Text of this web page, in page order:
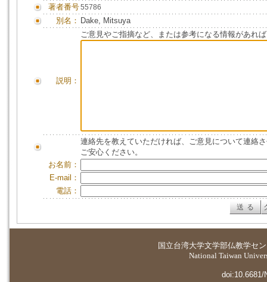
著者番号55786
別名： Dake, Mitsuya
説明：
ご意見やご指摘など、または参考になる情報があれ
連絡先を教えていただければ、ご意見について連絡
ご安心ください。
お名前：
E-mail：
電話：
国立台湾大学文学部仏教学セ
National Taiwan
doi:10.6681/